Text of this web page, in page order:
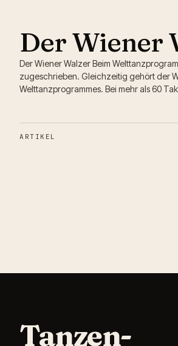
Der Wiener
Der Wiener Walzer Beim
zugeschrieben. Gleichzeitig gehört der
Welttanzprogrammes. Bei mehr als 60
ARTIKEL
Tanzen-